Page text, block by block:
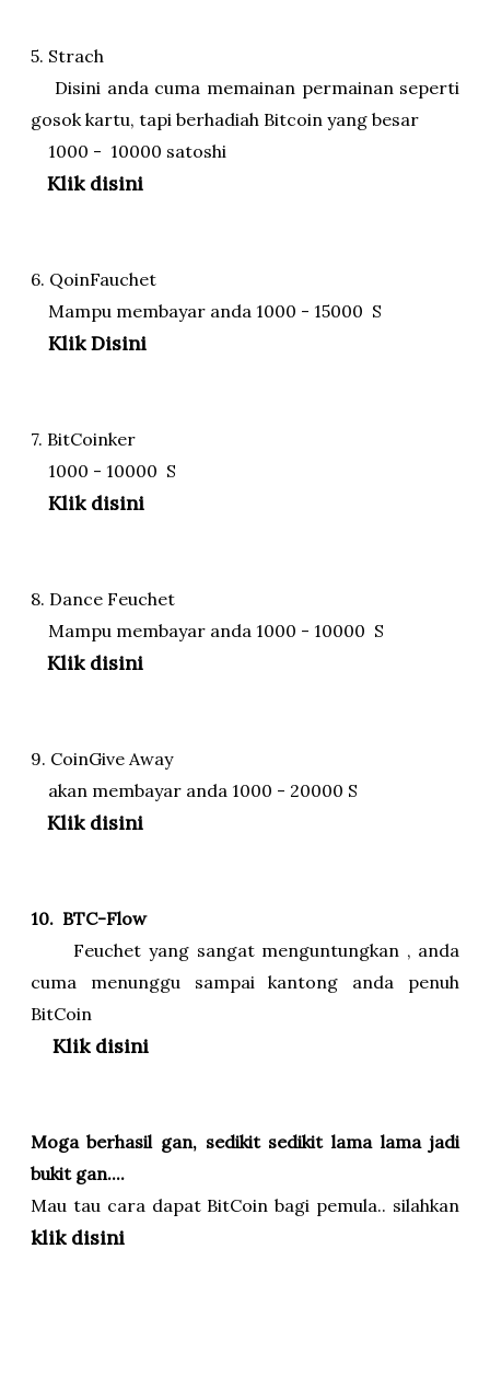
5. Strach
Disini anda cuma memainan permainan seperti
gosok kartu, tapi berhadiah Bitcoin yang besar
1000 - 10000 satoshi
Klik disini
6. QoinFauchet
Mampu membayar anda 1000 - 15000 S
Klik Disini
7. BitCoinker
1000 - 10000 S
Klik disini
8. Dance Feuchet
Mampu membayar anda 1000 - 10000 S
Klik disini
9. CoinGive Away
akan membayar anda 1000 - 20000 S
Klik disini
10. BTC-Flow
Feuchet yang sangat menguntungkan , anda
cuma menunggu sampai kantong anda penuh
BitCoin
Klik disini
Moga berhasil gan, sedikit sedikit lama lama jadi
bukit gan....
Mau tau cara dapat BitCoin bagi pemula.. silahkan
klik disini